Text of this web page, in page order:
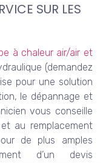
SUR LES
à chaleur air/air et
(demandez
pour une solution
le dépannage et
vous conseille
au remplacement
de plus amples
d’un devis